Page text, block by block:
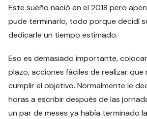
Este sueño nació en el 2018 pero
pude terminarlo, todo porque decidí
dedicarle un tiempo estimado.
Eso es demasiado importante,
plazo, acciones fáciles de realizar que
cumplir el objetivo. Normalmente le
horas a escribir después de las
un par de meses ya había terminado